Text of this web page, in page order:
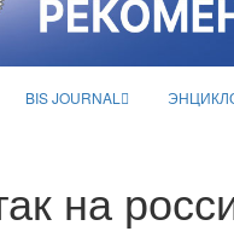
BIS JOURNAL
на